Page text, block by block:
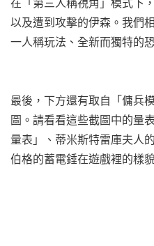
在「第三人稱視角」模式下
以及遭到攻擊的伊森。我們
一人稱玩法、全新而獨特的
最後，下方還有取自「傭兵
圖。請看看這些截圖中的量
量表」、蒂米斯特雷庫夫人
伯格的蓄電錘在遊戲裡的樣